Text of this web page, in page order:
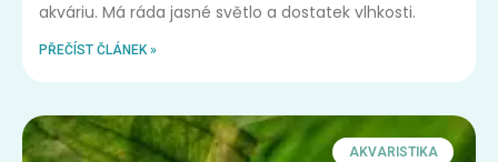
akváriu. Má ráda jasné světlo a dostatek vlhkosti.
PŘEČÍST ČLÁNEK »
AKVARISTIKA